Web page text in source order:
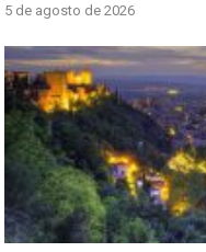
5 de agosto de 2026